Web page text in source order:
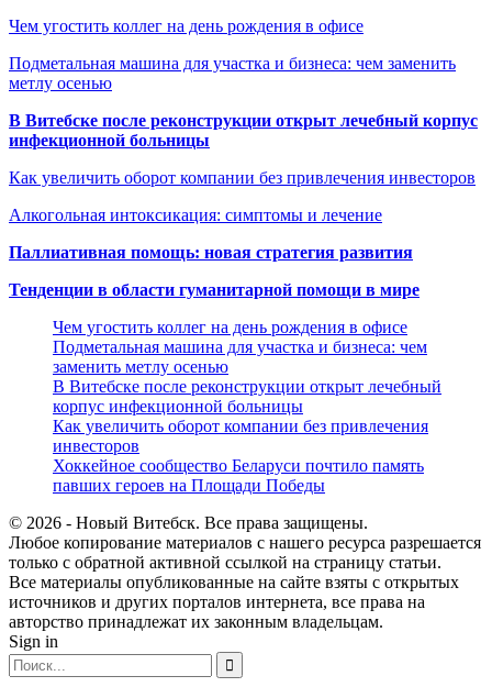
Чем угостить коллег на день рождения в офисе
Подметальная машина для участка и бизнеса: чем заменить
метлу осенью
В Витебске после реконструкции открыт лечебный корпус
инфекционной больницы
Как увеличить оборот компании без привлечения инвесторов
Алкогольная интоксикация: симптомы и лечение
Паллиативная помощь: новая стратегия развития
Тенденции в области гуманитарной помощи в мире
Чем угостить коллег на день рождения в офисе
Подметальная машина для участка и бизнеса: чем
заменить метлу осенью
В Витебске после реконструкции открыт лечебный
корпус инфекционной больницы
Как увеличить оборот компании без привлечения
инвесторов
Хоккейное сообщество Беларуси почтило память
павших героев на Площади Победы
© 2026 - Новый Витебск. Все права защищены.
Любое копирование материалов с нашего ресурса разрешается
только с обратной активной ссылкой на страницу статьи.
Все материалы опубликованные на сайте взяты с открытых
источников и других порталов интернета, все права на
авторство принадлежат их законным владельцам.
Sign in